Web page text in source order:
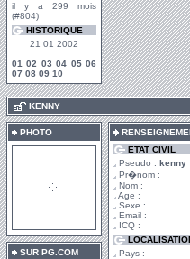
il y a 299 mois
(#804)
HISTORIQUE
21 01 2002
01 02 03 04 05 06
07 08 09 10
KENNY
PHOTO
SUR PG.COM
ETAT CIVIL
Pseudo : kenny
Pr�nom :
Nom :
Age :
Sexe :
Email :
ICQ :
Pays :